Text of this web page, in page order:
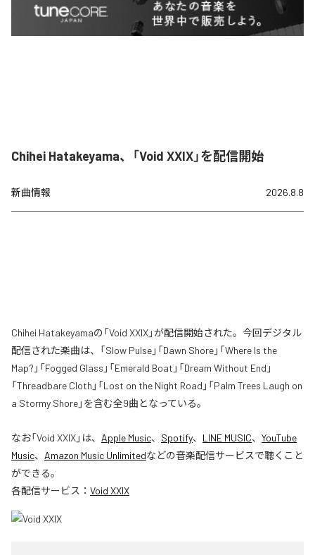
Chihei Hatakeyama、「Void XXIX」を配信開始
新曲情報 2026.8.8
Chihei Hatakeyamaの「Void XXIX」が配信開始された。今回デジタル
配信された楽曲は、「Slow Pulse」「Dawn Shore」「Where Is the
Map?」「Fogged Glass」「Emerald Boat」「Dream Without End」
「Threadbare Cloth」「Lost on the Night Road」「Palm Trees Laugh on
a Stormy Shore」を含む全9曲となっている。
なお「Void XXIX」は、 Apple Music、 Spotify、 LINE MUSIC、 YouTube
Music、 Amazon Music Unlimitedなどの音楽配信サービスで聴くこと
ができる。
各配信サービス： Void XXIX